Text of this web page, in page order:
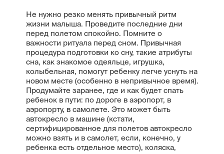
Не нужно резко менять привычный ритм
жизни малыша. Проведите последние дни
перед полетом спокойно. Помните о
важности ритуала перед сном. Привычная
процедура подготовки ко сну, такие атрибуты
сна, как знакомое одеяльце, игрушка,
колыбельная, помогут ребенку легче уснуть на
новом месте (особенно в непривычное время).
Продумайте заранее, где и как будет спать
ребенок в пути: по дороге в аэропорт, в
аэропорту, в самолете. Это может быть
автокресло в машине (кстати,
сертифицированное для полетов автокресло
можно взять и в самолет, если, конечно, у
ребенка есть отдельное место), коляска,